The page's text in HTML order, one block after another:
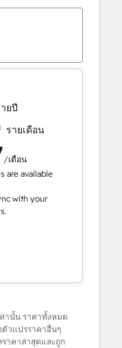
ยปี
รายเดือน
/เดือน
are available
with your
านั้น ราคาทั้งหมด
วแปรราคาอื่นๆ
าคาล่าสุดและถูก